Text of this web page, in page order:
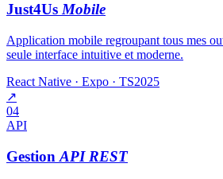
Just4UsMobile
Application mobile regroupant tous mes
seule interface intuitive et moderne.
React Native · Expo · TS2025
↗
04
API
Gestion API REST